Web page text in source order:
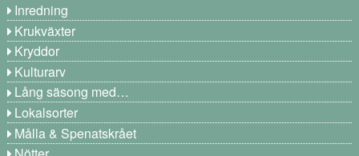
Inredning
Krukväxter
Kryddor
Kulturarv
Lång säsong med…
Lokalsorter
Målla & Spenatskrået